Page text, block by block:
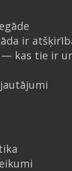
ir
kas tie ir